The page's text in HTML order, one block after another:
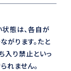
態は、各自が
がります。たと
入り禁止といっ
れません。